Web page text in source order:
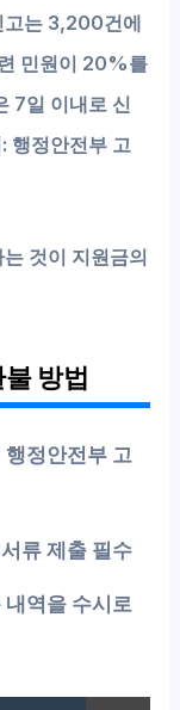
고는 3,200건에
민원이 20%를
7일 이내로 신
행정안전부 고
것이 지원금의
방법
행정안전부 고
류 제출 필수
내역을 수시로